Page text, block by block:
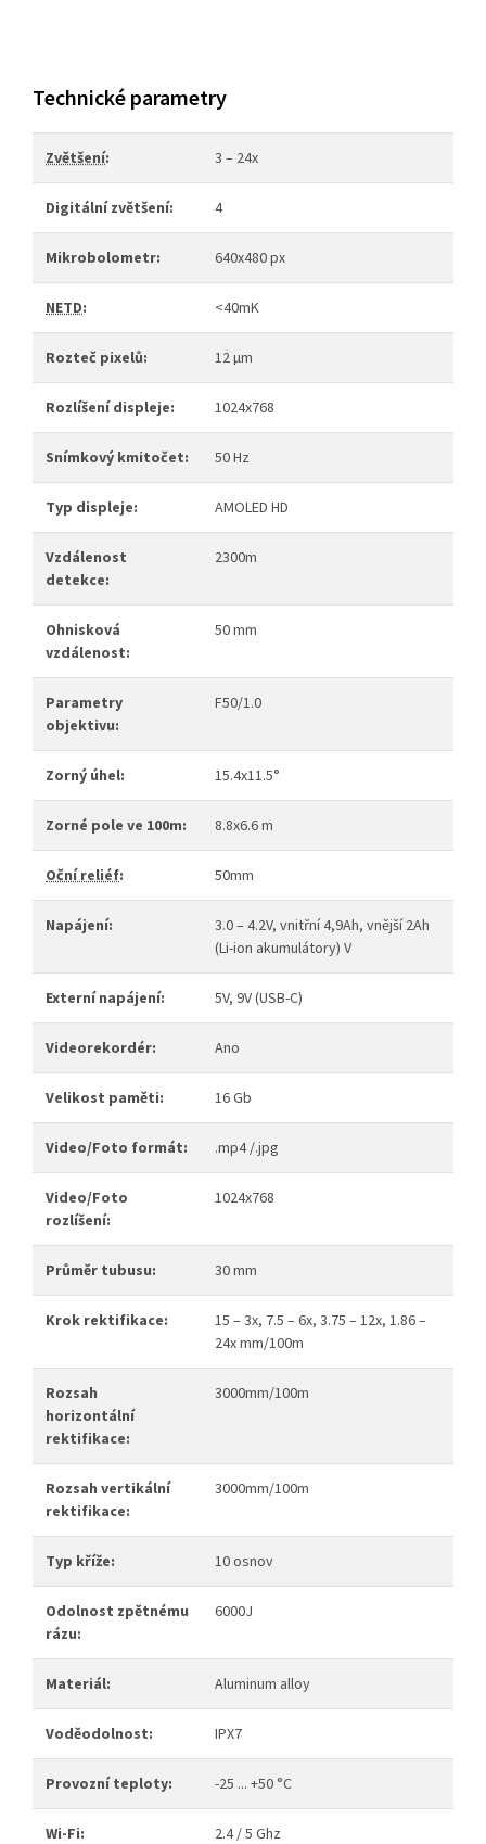
Technické parametry
Zvětšení: 3 – 24x
Digitální zvětšení: 4
Mikrobolometr: 640x480 px
NETD: <40mK
Rozteč pixelů: 12 µm
Rozlíšení displeje: 1024x768
Snímkový kmitočet: 50 Hz
Typ displeje: AMOLED HD
Vzdálenost
detekce:
2300m
Ohnisková
vzdálenost:
50 mm
Parametry
objektivu:
F50/1.0
Zorný úhel: 15.4x11.5°
Zorné pole ve 100m: 8.8x6.6 m
Oční reliéf: 50mm
Napájení:
3.0 – 4.2V, vnitřní 4,9Ah, vnější 2Ah
(Li-ion akumulátory) V
Externí napájení: 5V, 9V (USB-C)
Videorekordér: Ano
Velikost paměti: 16 Gb
Video/Foto formát: .mp4 /.jpg
Video/Foto
rozlíšení:
1024x768
Průměr tubusu: 30 mm
Krok rektifikace:
15 – 3х, 7.5 – 6х, 3.75 – 12х, 1.86 –
24х mm/100m
Rozsah
horizontální
rektifikace:
3000mm/100m
Rozsah vertikální
rektifikace:
3000mm/100m
Typ kříže: 10 osnov
Odolnost zpětnému
rázu:
6000J
Materiál: Aluminum alloy
Voděodolnost: IPX7
Provozní teploty: -25 ... +50 °C
Wi-Fi: 2.4 / 5 Ghz